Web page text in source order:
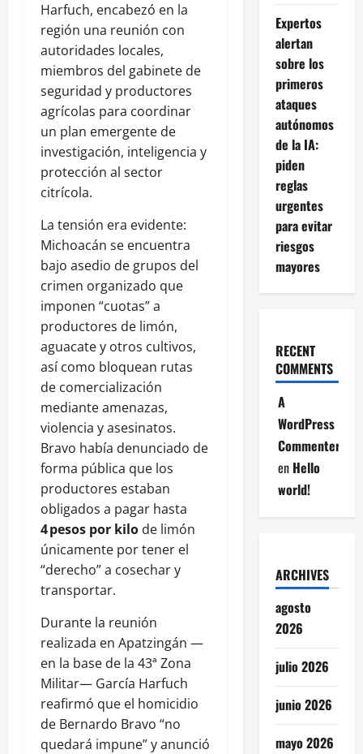
Harfuch, encabezó en la
región una reunión con
autoridades locales,
miembros del gabinete de
seguridad y productores
agrícolas para coordinar
un plan emergente de
investigación, inteligencia y
protección al sector
citrícola.
La tensión era evidente:
Michoacán se encuentra
bajo asedio de grupos del
crimen organizado que
imponen “cuotas” a
productores de limón,
aguacate y otros cultivos,
así como bloquean rutas
de comercialización
mediante amenazas,
violencia y asesinatos.
Bravo había denunciado de
forma pública que los
productores estaban
obligados a pagar hasta
4 pesos por kilo de limón
únicamente por tener el
“derecho” a cosechar y
transportar.
Durante la reunión
realizada en Apatzingán —
en la base de la 43ª Zona
Militar— García Harfuch
reafirmó que el homicidio
de Bernardo Bravo “no
quedará impune” y anunció
Expertos
alertan
sobre los
primeros
ataques
autónomos
de la IA:
piden
reglas
urgentes
para evitar
riesgos
mayores
RECENT
COMMENTS
A
WordPress
Commenter
en Hello
world!
ARCHIVES
agosto
2026
julio 2026
junio 2026
mayo 2026